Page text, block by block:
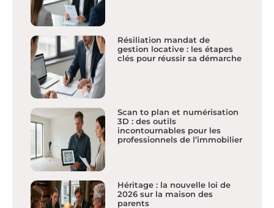
Résiliation mandat de
gestion locative : les étapes
clés pour réussir sa démarche
Scan to plan et numérisation
3D : des outils
incontournables pour les
professionnels de l’immobilier
Héritage : la nouvelle loi de
2026 sur la maison des
parents